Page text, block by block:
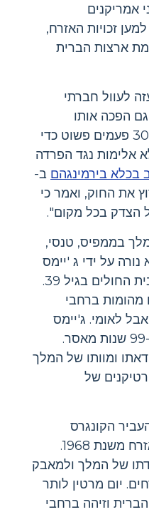
אמריקנים
זכויות האזרח,
ארצות הברית
לעוול חברתי
הפכה אותו
לאויבים רבים, והמלך נעצר 30 פעמים פשוט כדי
אלימות נגד הפרדה
בכלא בירמינגהם ב-
את החוק, ואמר כי
הצדק בכל מקום".
נרצח המלך בממפיס, טנסי,
על ידי ג 'יימס
ארל ריי ומת מאוחר יותר בבית החולים בגיל 39.
ברחבי
אבל לאומי. ג'יימס
ארל ריי הודה בהרג ונידון ל -99 שנות מאסר.
ומוותו של המלך
של
הקונגרס
האמריקני את חוק זכויות האזרח משנת 1968.
של המלך ולמאבק
יום מרטין לותר
וזיהה ברחבי